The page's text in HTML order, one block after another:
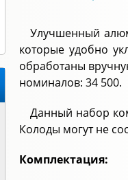
Улучшенный
которые удобно
обработаны
номиналов: 34 500.
Данный набор
Колоды могут не
Комплектация: